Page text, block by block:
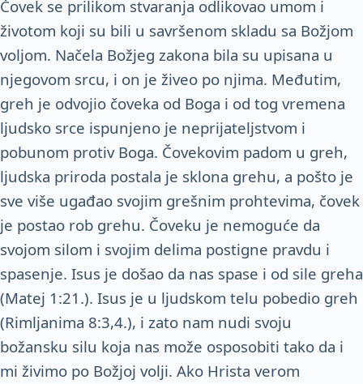
Čovek se prilikom stvaranja odlikovao umom i
životom koji su bili u savršenom skladu sa Božjom
voljom. Načela Božjeg zakona bila su upisana u
njegovom srcu, i on je živeo po njima. Međutim,
greh je odvojio čoveka od Boga i od tog vremena
ljudsko srce ispunjeno je neprijateljstvom i
pobunom protiv Boga. Čovekovim padom u greh,
ljudska priroda postala je sklona grehu, a pošto je
sve više ugađao svojim grešnim prohtevima, čovek
je postao rob grehu. Čoveku je nemoguće da
svojom silom i svojim delima postigne pravdu i
spasenje. Isus je došao da nas spase i od sile greha
(Matej 1:21.). Isus je u ljudskom telu pobedio greh
(Rimljanima 8:3,4.), i zato nam nudi svoju
božansku silu koja nas može osposobiti tako da i
mi živimo po Božjoj volji. Ako Hrista verom